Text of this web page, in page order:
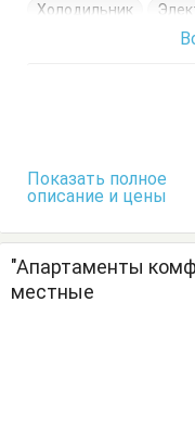
Холодильник
Кровать
Показать полное
описание и цены
"Апартаменты
местные